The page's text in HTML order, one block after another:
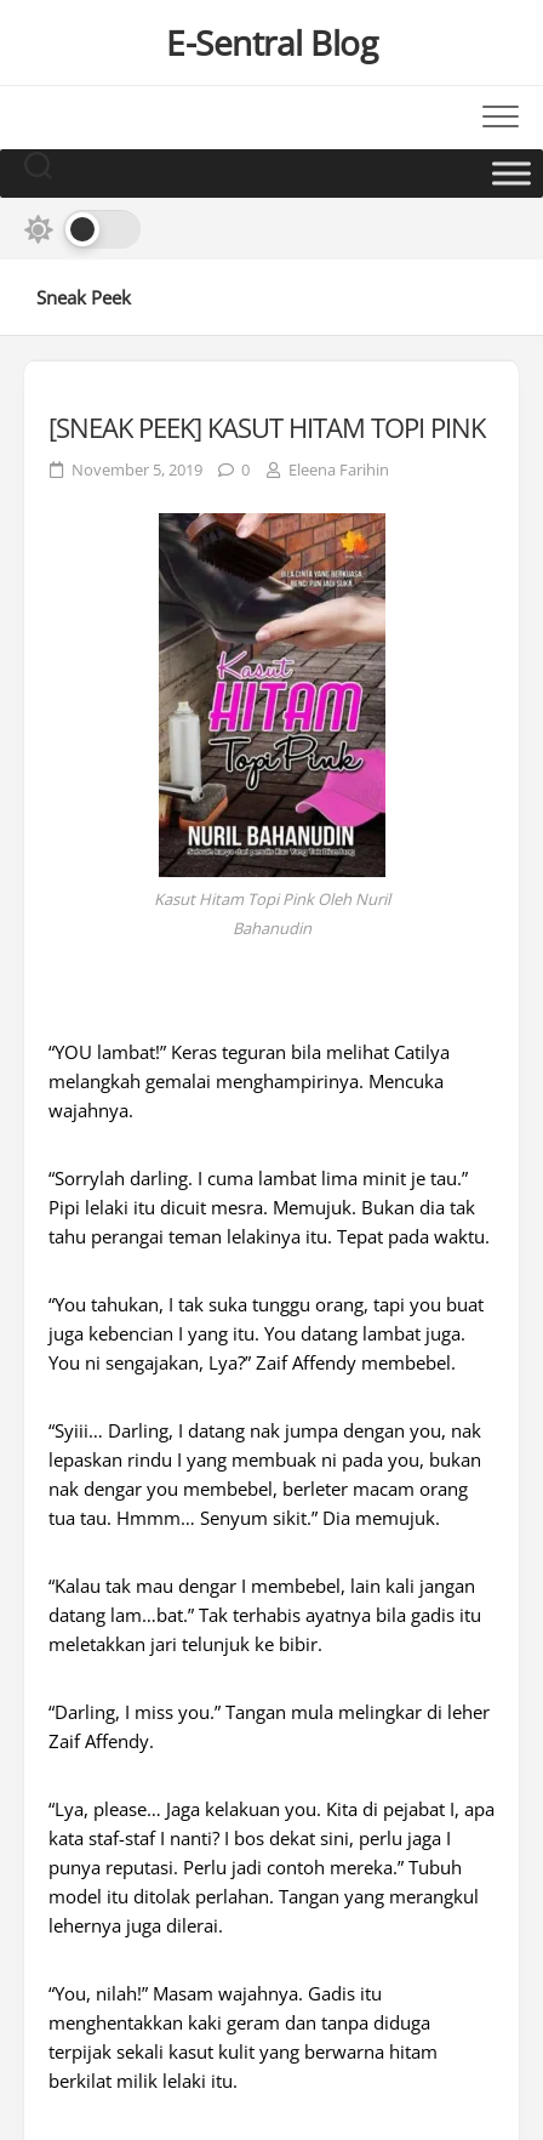
E-Sentral Blog
Sneak Peek
[SNEAK PEEK] KASUT HITAM TOPI PINK
November 5, 2019 0 Eleena Farihin
Kasut Hitam Topi Pink Oleh Nuril
Bahanudin
“YOU lambat!” Keras teguran bila melihat Catilya
melangkah gemalai menghampirinya. Mencuka
wajahnya.
“Sorrylah darling. I cuma lambat lima minit je tau.”
Pipi lelaki itu dicuit mesra. Memujuk. Bukan dia tak
tahu perangai teman lelakinya itu. Tepat pada waktu.
“You tahukan, I tak suka tunggu orang, tapi you buat
juga kebencian I yang itu. You datang lambat juga.
You ni sengajakan, Lya?” Zaif Affendy membebel.
“Syiii… Darling, I datang nak jumpa dengan you, nak
lepaskan rindu I yang membuak ni pada you, bukan
nak dengar you membebel, berleter macam orang
tua tau. Hmmm… Senyum sikit.” Dia memujuk.
“Kalau tak mau dengar I membebel, lain kali jangan
datang lam…bat.” Tak terhabis ayatnya bila gadis itu
meletakkan jari telunjuk ke bibir.
“Darling, I miss you.” Tangan mula melingkar di leher
Zaif Affendy.
“Lya, please… Jaga kelakuan you. Kita di pejabat I, apa
kata staf-staf I nanti? I bos dekat sini, perlu jaga I
punya reputasi. Perlu jadi contoh mereka.” Tubuh
model itu ditolak perlahan. Tangan yang merangkul
lehernya juga dilerai.
“You, nilah!” Masam wajahnya. Gadis itu
menghentakkan kaki geram dan tanpa diduga
terpijak sekali kasut kulit yang berwarna hitam
berkilat milik lelaki itu.